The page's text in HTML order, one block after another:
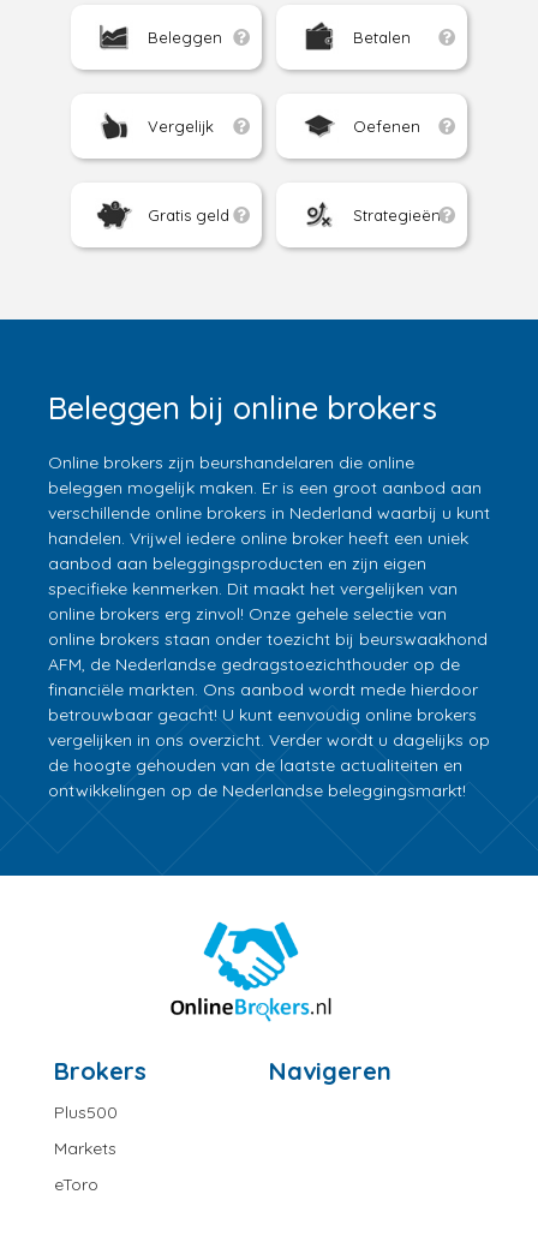
Beleggen Betalen
Vergelijk Oefenen
Gratis geld Strategieën
Beleggen bij online brokers
Online brokers zijn beurshandelaren die online
beleggen mogelijk maken. Er is een groot aanbod aan
verschillende online brokers in Nederland waarbij u kunt
handelen. Vrijwel iedere online broker heeft een uniek
aanbod aan beleggingsproducten en zijn eigen
specifieke kenmerken. Dit maakt het vergelijken van
online brokers erg zinvol! Onze gehele selectie van
online brokers staan onder toezicht bij beurswaakhond
AFM, de Nederlandse gedragstoezichthouder op de
financiële markten. Ons aanbod wordt mede hierdoor
betrouwbaar geacht! U kunt eenvoudig online brokers
vergelijken in ons overzicht. Verder wordt u dagelijks op
de hoogte gehouden van de laatste actualiteiten en
ontwikkelingen op de Nederlandse beleggingsmarkt!
Brokers
Plus500
Markets
eToro
Navigeren